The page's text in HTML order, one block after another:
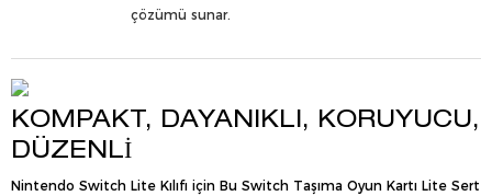
çözümü sunar.
KOMPAKT, DAYANIKLI, KORUYUCU,
DÜZENLI
Nintendo Switch Lite Kılıfı için Bu Switch Taşıma Oyun Kartı Lite Sert